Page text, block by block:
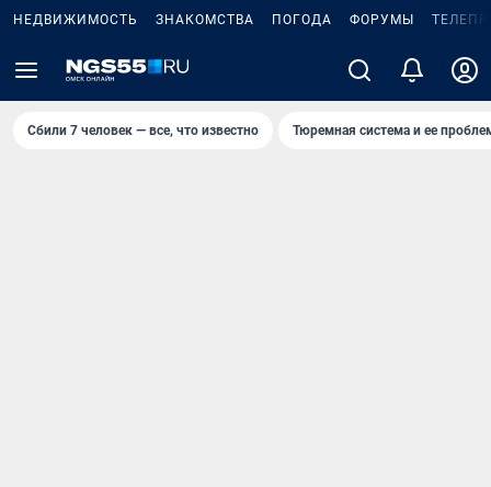
НЕДВИЖИМОСТЬ ЗНАКОМСТВА ПОГОДА ФОРУМЫ
Сбили 7 человек — все, что известно Тюремная система и ее